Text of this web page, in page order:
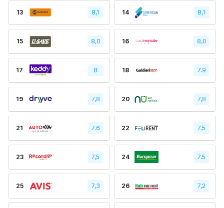
13 8,1 14 8,1
15 8,0 16 8,0
17 8 18 7.9
19 7,8 20 7,8
21 7.6 22 7.5
23 7,5 24 7.5
25 7,3 26 7,2